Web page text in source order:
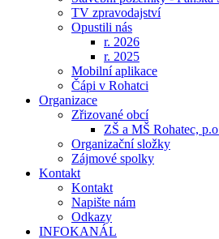
TV zpravodajství
Opustili nás
r. 2026
r. 2025
Mobilní aplikace
Čápi v Rohatci
Organizace
Zřizované obcí
ZŠ a MŠ Rohatec,
Organizační složky
Zájmové spolky
Kontakt
Kontakt
Napište nám
Odkazy
INFOKANÁL